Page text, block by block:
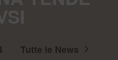
Tutte le News